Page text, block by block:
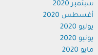
سبتمبر 2020
أغسطس 2020
يوليو 2020
يونيو 2020
مايو 2020